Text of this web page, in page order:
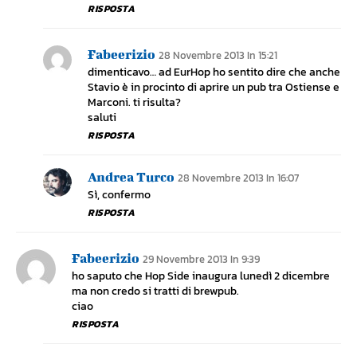
RISPOSTA
Fabeerizio 28 Novembre 2013 In 15:21
dimenticavo… ad EurHop ho sentito dire che anche
Stavio è in procinto di aprire un pub tra Ostiense e
Marconi. ti risulta?
saluti
RISPOSTA
Andrea Turco 28 Novembre 2013 In 16:07
Sì, confermo
RISPOSTA
Fabeerizio 29 Novembre 2013 In 9:39
ho saputo che Hop Side inaugura lunedì 2 dicembre
ma non credo si tratti di brewpub.
ciao
RISPOSTA